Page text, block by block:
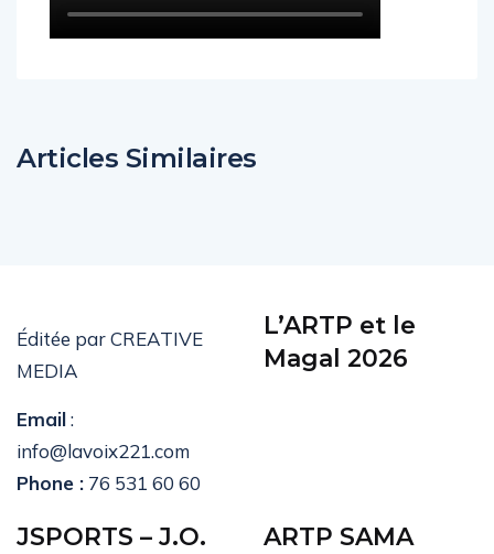
Articles Similaires
Éditée par CREATIVE
MEDIA
Email:
info@lavoix221.com
Phone : 76 531 60 60
L’ARTP et le
Magal 2026
JSPORTS – J.O.
ARTP SAMA